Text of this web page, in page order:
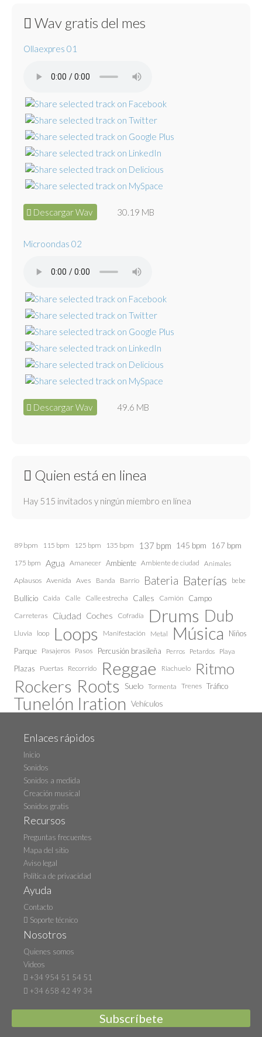
Wav gratis del mes
Ollaexpres 01
Descargar Wav 30.19 MB
Microondas 02
Descargar Wav 49.6 MB
Quien está en linea
Hay 515 invitados y ningún miembro en línea
89 bpm 115 bpm 125 bpm 135 bpm 137 bpm 145 bpm 167 bpm
175 bpm Agua Amanecer Ambiente Ambiente de ciudad Animales
Aplausos Avenida Aves Banda Barrio Bateria Baterías bebe
Bullicio Caida Calle Calle estrecha Calles Camión Campo
Carreteras Ciudad Coches Cofradía Drums Dub
Lluvia loop Loops Manifestación Metal Música
Niños
Parque Pasajeros Pasos Percusión brasileña Perros Petardos Playa
Plazas Puertas Recorrido Reggae Riachuelo Ritmo
Rockers Roots Suelo Tormenta Trenes Tráfico
Tunelón Iration Vehículos
Enlaces rápidos
Inicio
Sonidos
Sonidos a medida
Creación musical
Sonidos gratis
Recursos
Preguntas frecuentes
Mapa del sitio
Aviso legal
Política de privacidad
Ayuda
Contacto
Soporte técnico
Nosotros
Quienes somos
Videos
+34 954 51 54 51
+34 658 42 49 34
Subscríbete